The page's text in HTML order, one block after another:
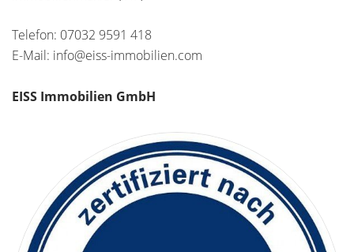
Telefon: 07032 9591 418
E-Mail: info@eiss-immobilien.com
EISS Immobilien GmbH